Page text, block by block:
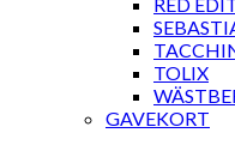
TOLIX
GAVEKORT